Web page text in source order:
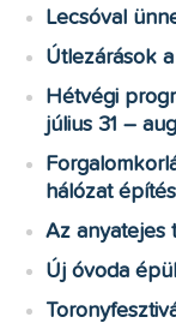
Lecsóval
Útlezárások
Hétvégi
július 31 –
hálózat
Az anyatejes
Új óvoda